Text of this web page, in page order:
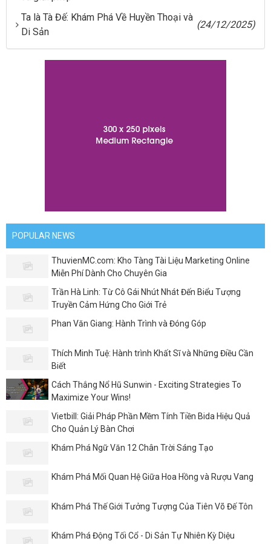
Ta là Tà Đế: Khám Phá Về Huyền Thoại và
Di Sản
(24/12/2025)
POPULAR NEWS
ThuvienMC.com: Kho Tàng Tài Liệu Marketing Online
Miễn Phí Dành Cho Chuyên Gia
Trần Hà Linh: Từ Cô Gái Nhút Nhát Đến Biểu Tượng
Truyền Cảm Hứng Cho Giới Trẻ
Phan Văn Giang: Hành Trình và Đóng Góp
Thích Minh Tuệ: Hành trình Khất Sĩ và Những Điều Cần
Biết
Cách Thắng Nổ Hũ Sunwin - Exciting Strategies To
Maximize Your Wins!
Vietbill: Giải Pháp Phần Mềm Tính Tiền Bida Hiệu Quả
Cho Quản Lý Bàn Chơi
Khám Phá Ngữ Văn 12 Chân Trời Sáng Tạo
Khám Phá Mối Quan Hệ Giữa Hoa Hồng và Rượu Vang
Khám Phá Thế Giới Tưởng Tượng Của Tiên Võ Đế Tôn
Khám Phá Động Tối Cổ - Di Sản Tự Nhiên Kỳ Diệu